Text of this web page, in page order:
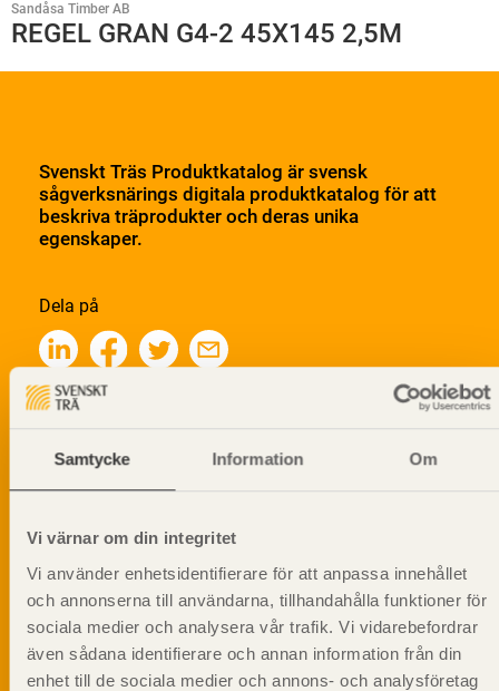
Samtycke Information Om
Vi värnar om din integritet
Vi använder enhetsidentifierare för att anpassa innehållet
och annonserna till användarna, tillhandahålla funktioner för
sociala medier och analysera vår trafik. Vi vidarebefordrar
även sådana identifierare och annan information från din
enhet till de sociala medier och annons- och analysföretag
Sandåsa Timber AB
REGEL GRAN G4-2 45X145 2,5M
Svenskt Träs Produktkatalog är svensk
sågverksnärings digitala produktkatalog för att
beskriva träprodukter och deras unika
egenskaper.
Dela på
informationsutskick!